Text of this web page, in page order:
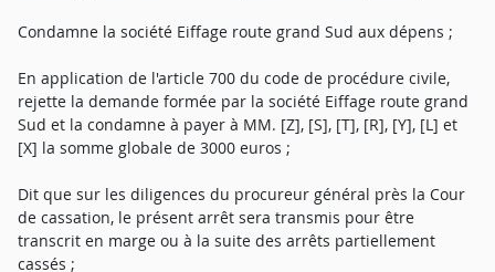
Condamne la société Eiffage route grand Sud aux dépens ;
En application de l'article 700 du code de procédure civile,
rejette la demande formée par la société Eiffage route grand
Sud et la condamne à payer à MM. [Z], [S], [T], [R], [Y], [L] et
[X] la somme globale de 3000 euros ;
Dit que sur les diligences du procureur général près la Cour
de cassation, le présent arrêt sera transmis pour être
transcrit en marge ou à la suite des arrêts partiellement
cassés ;